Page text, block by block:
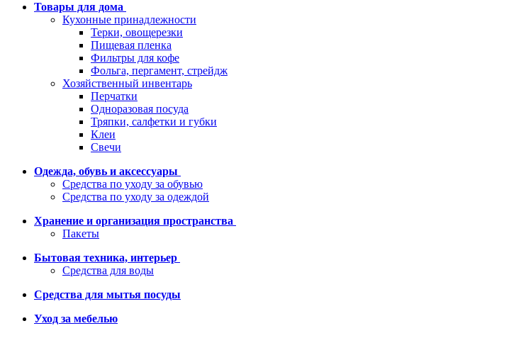
Товары для дома
Кухонные принадлежности
Терки, овощерезки
Пищевая пленка
Фильтры для кофе
Фольга, пергамент, стрейдж
Хозяйственный инвентарь
Перчатки
Одноразовая посуда
Тряпки, салфетки и губки
Клеи
Свечи
Одежда, обувь и аксессуары
Средства по уходу за обувью
Средства по уходу за одеждой
Хранение и организация пространства
Пакеты
Бытовая техника, интерьер
Средства для воды
Средства для мытья посуды
Уход за мебелью